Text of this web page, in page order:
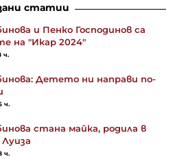
статии
и Пенко Господинов са
на "Икар 2024"
ч.
Детето ни направи по-
ч.
стана майка, родила в
ч.